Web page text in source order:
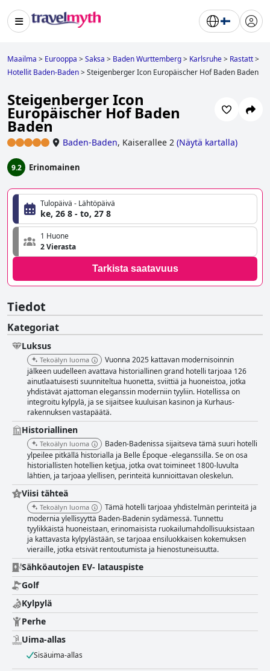
Maailma > Eurooppa >Saksa > Baden Wurttemberg> Karlsruhe> Rastatt>
Hotellit Baden-Baden>Steigenberger Icon Europäischer Hof Baden Baden
Steigenberger Icon
Europäischer Hof Baden
Baden
Baden-Baden, Kaiserallee 2 (Näytä kartalla)
9.2 Erinomainen
Tulopäivä - Lähtöpäivä
ke, 26 8 - to, 27 8
1 Huone
2 Vierasta
Tarkista saatavuus
Tiedot
Kategoriat
Luksus
Tekoälyn luoma
Vuonna 2025 kattavan modernisoinnin
jälkeen uudelleen avattava historiallinen grand hotelli tarjoaa 126
ainutlaatuisesti suunniteltua huonetta, sviittiä ja huoneistoa, jotka
yhdistävät ajattoman eleganssin moderniin tyyliin. Hotellissa on
integroitu kylpylä, ja se sijaitsee kuuluisan kasinon ja Kurhaus-
rakennuksen vastapäätä.
Historiallinen
Tekoälyn luoma
Baden-Badenissa sijaitseva tämä suuri hotelli
ylpeilee pitkällä historialla ja Belle Époque -eleganssilla. Se on osa
historiallisten hotellien ketjua, jotka ovat toimineet 1800-luvulta
lähtien, ja tarjoaa ylellisen, perinteitä kunnioittavan oleskelun.
Viisi tähteä
Tekoälyn luoma
Tämä hotelli tarjoaa yhdistelmän perinteitä ja
modernia ylellisyyttä Baden-Badenin sydämessä. Tunnettu
tyylikkäistä huoneistaan, erinomaisista ruokailumahdollisuuksistaan
ja kattavasta kylpylästään, se tarjoaa ensiluokkaisen kokemuksen
vieraille, jotka etsivät rentoutumista ja hienostuneisuutta.
Sähköautojen EV- latauspiste
Golf
Kylpylä
Perhe
Uima-allas
Sisäuima-allas